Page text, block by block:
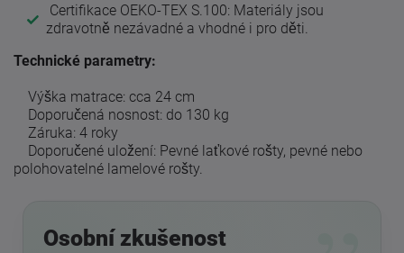
Certifikace OEKO-TEX S.100: Materiály jsou
zdravotně nezávadné a vhodné i pro děti.
Technické parametry:
Výška matrace: cca 24 cm
Doporučená nosnost: do 130 kg
Záruka: 4 roky
Doporučené uložení: Pevné laťkové rošty, pevné nebo
polohovatelné lamelové rošty.
Osobní zkušenost